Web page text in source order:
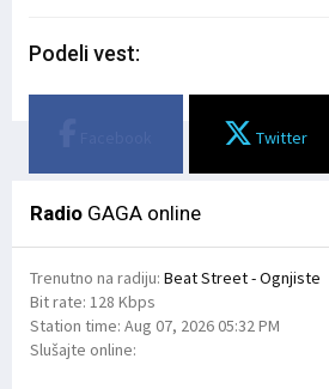
Podeli vest:
Twitter
Radio GAGA online
Trenutno na radiju: Beat Street - Ognjiste
Bit rate: 128 Kbps
Station time: Aug 07, 2026 05:32 PM
Slušajte online: